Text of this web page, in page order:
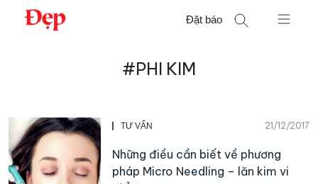
Chuyển
Đặt báo
#PHI KIM
TƯ VẤN 21/12/2017
Những điều cần biết về phương
pháp Micro Needling – lăn kim vi